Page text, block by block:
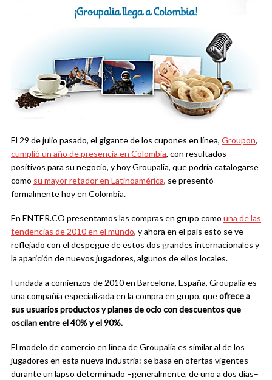
El 29 de julio pasado, el gigante de los cupones en línea, Groupon,
cumplió un año de presencia en Colombia, con resultados
positivos para su negocio, y hoy Groupalia, que podría catalogarse
como su mayor retador en Latinoamérica, se presentó
formalmente hoy en Colombia.
En ENTER.CO presentamos las compras en grupo como una de las
tendencias de 2010 en el mundo, y ahora en el país esto se ve
reflejado con el despegue de estos dos grandes internacionales y
la aparición de nuevos jugadores, algunos de ellos locales.
Fundada a comienzos de 2010 en Barcelona, España, Groupalia es
una compañía especializada en la compra en grupo, queofrece a
sus usuarios productos y planes de ocio con descuentos que
oscilan entre el 40% y el 90%.
El modelo de comercio en línea de Groupalia es similar al de los
jugadores en esta nueva industria: se basa en ofertas vigentes
durante un lapso determinado –generalmente, de uno a dos días–